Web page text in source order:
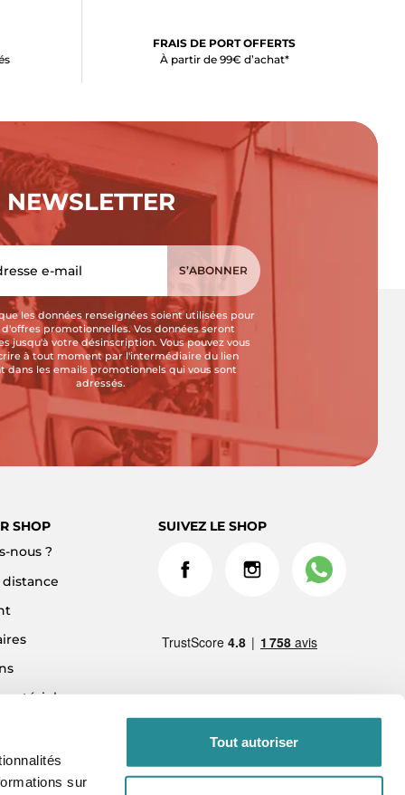
sur
Tout autoriser
FRAIS DE PORT OFFERTS
À partir de 99€ d’achat*
NEWSLETTER
les données renseignées soient utilisées pour
d'offres promotionnelles. Vos données seront
jusqu'à votre désinscription. Vous pouvez vous
à tout moment par l'intermédiaire du lien
dans les emails promotionnels qui vous sont
adressés.
SHOP
nous ?
distance
matériel
SUIVEZ LE SHOP